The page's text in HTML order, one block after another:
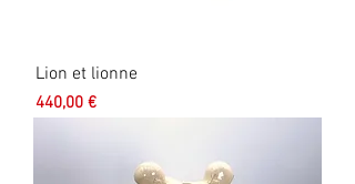
Lion et lionne
Prix
440,00 €